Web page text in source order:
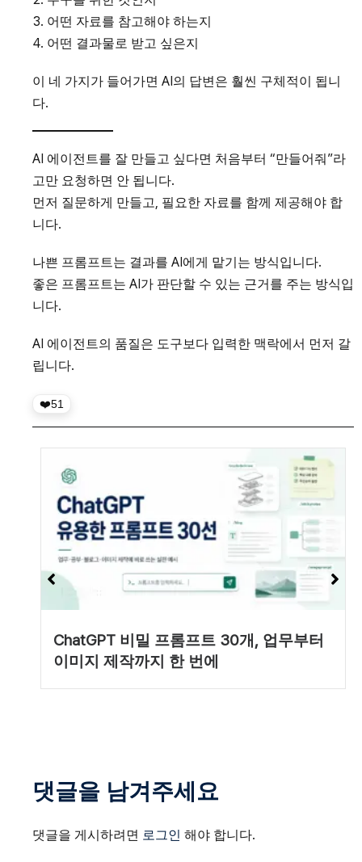
어떤 자료를 참고해야 하는지
어떤 결과물로 받고 싶은지
이 네 가지가 들어가면 AI의 답변은 훨씬 구체적이 됩니
다.
AI 에이전트를 잘 만들고 싶다면 처음부터 “만들어줘”라
고만 요청하면 안 됩니다.
먼저 질문하게 만들고, 필요한 자료를 함께 제공해야 합
니다.
나쁜 프롬프트는 결과를 AI에게 맡기는 방식입니다.
좋은 프롬프트는 AI가 판단할 수 있는 근거를 주는 방식입
니다.
AI 에이전트의 품질은 도구보다 입력한 맥락에서 먼저 갈
립니다.
51
ChatGPT 비밀 프롬프트 30개, 업무부터
이미지 제작까지 한 번에
댓글을 남겨주세요
댓글을 게시하려면 로그인 해야 합니다.